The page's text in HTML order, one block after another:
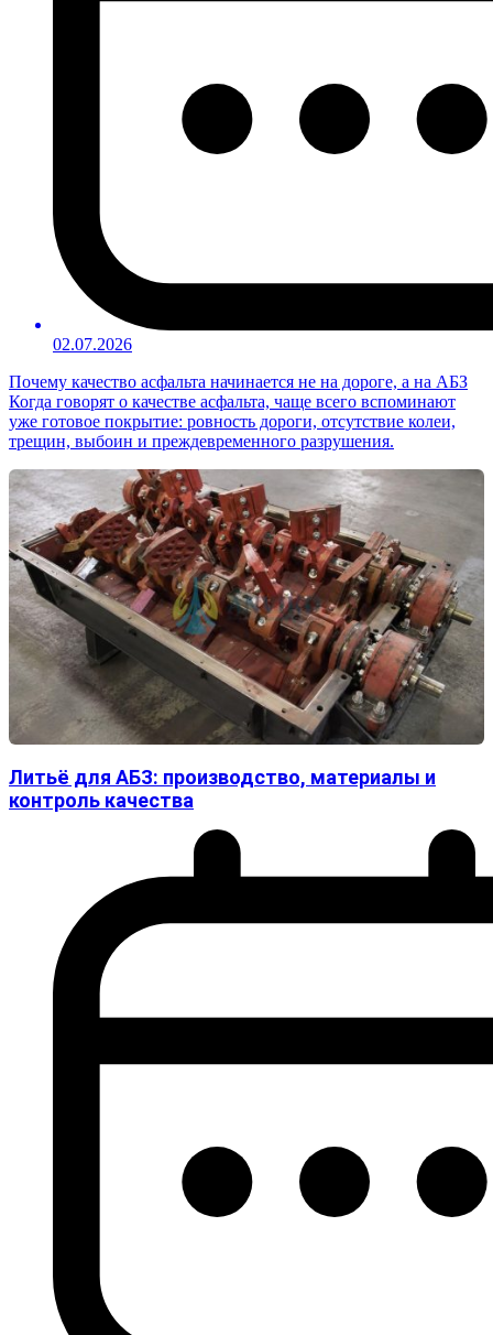
02.07.2026
Почему качество асфальта начинается не на дороге, а на АБЗ
Когда говорят о качестве асфальта, чаще всего вспоминают
уже готовое покрытие: ровность дороги, отсутствие колеи,
трещин, выбоин и преждевременного разрушения.
Литьё для АБЗ: производство, материалы и
контроль качества